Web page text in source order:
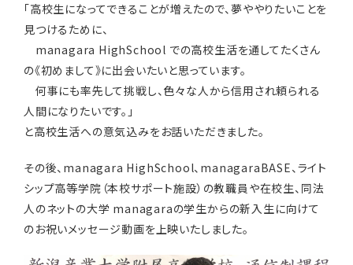
「高校生になってできることが増えたので、夢ややりたいことを
見つけるために、
managara HighSchool での高校生活を通してたくさん
の《初めまして》に出会いたいと思っています。
何事にも率先して挑戦し、色々な人から信用され頼られる
人間になりたいです。」
と高校生活への意気込みをお話いただきました。
その後、managara HighSchool、managaraBASE、ライト
シップ高等学院（本校サポート施設）の教職員や在校生、同法
人のネットの大学 managaraの学生からの新入生に向けて
のお祝いメッセージ動画を上映いたしました。